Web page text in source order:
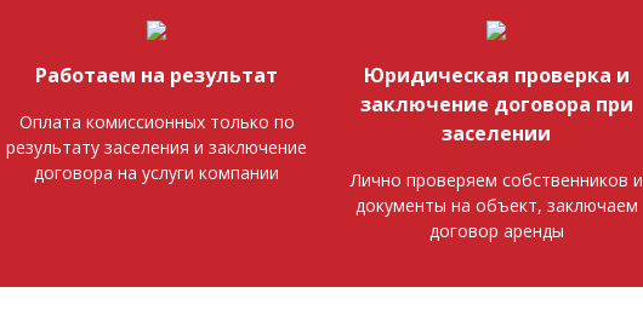
Работаем на результат
Оплата комиссионных только по
результату заселения и заключение
договора на услуги компании
Юридическая проверка и
заключение договора при
заселении
Лично проверяем собственников и
документы на объект, заключаем
договор аренды